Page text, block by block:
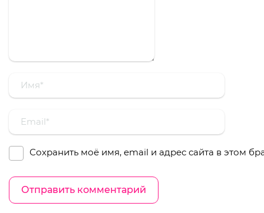
Сохранить моё имя, email и адрес сайта в этом